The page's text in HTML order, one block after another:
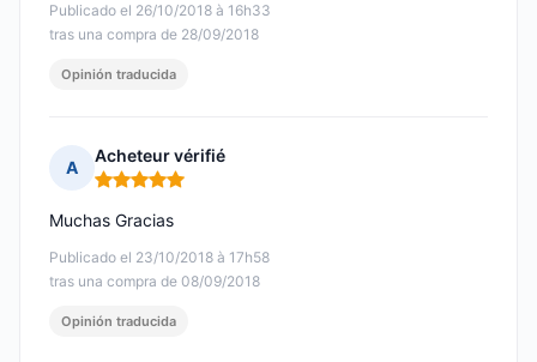
Publicado el 26/10/2018 à 16h33
tras una compra de 28/09/2018
Opinión traducida
A
Acheteur vérifié
Nota: 5 de 5
Publicado el 23/10/2018 à 17h58
tras una compra de 08/09/2018
Muchas Gracias
Opinión traducida